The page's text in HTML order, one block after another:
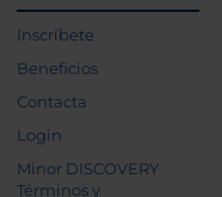
Inscríbete
Beneficios
Contacta
Login
Minor DISCOVERY
Términos y